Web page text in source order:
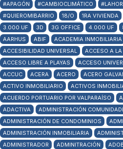
#APAGÓN #CAMBIOCLIMÁTICO
#QUIEROMIBARRIO
18/O 1RA VIVIENDA
3.000 UF
3D 3G OFFICE 4.000 UF
AARHUS
ABIF ACADEMIA INMOBILIARIA
ACCESIBILIDAD UNIVERSAL
ACCESO A
ACCESO LIBRE A PLAYAS
ACCESO
ACCUC
ACERA ACERO ACERO
ACTIVO INMOBILIARIO
ACTIVOS
ACUERDO PORTUARIO POR VALPARAÍSO
ADACTIVA
ADMINISTRACIÓN
ADMINISTRACIÓN DE CONDOMINIOS
ADMINISTRACIÓN INMOBILIARIA
ADMINISTRADOR
ADMINITRACIÓN